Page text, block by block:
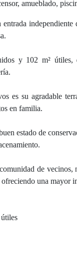
amueblado,
entrada
y 102 m² útiles,
es su agradable
en familia.
estado de
de
una mayor